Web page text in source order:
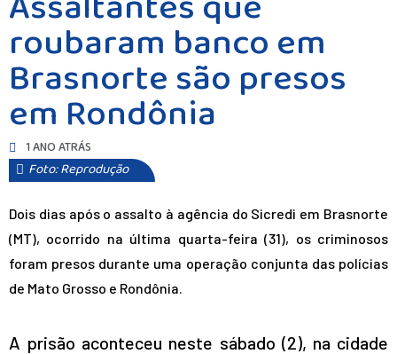
roubaram banco em
Brasnorte são presos
em Rondônia
1 ANO ATRÁS
Foto: Reprodução
Dois dias após o assalto à agência do Sicredi em Brasnorte
(MT), ocorrido na última quarta-feira (31), os criminosos
foram presos durante uma operação conjunta das polícias
de Mato Grosso e Rondônia.
A prisão aconteceu neste sábado (2), na cidade